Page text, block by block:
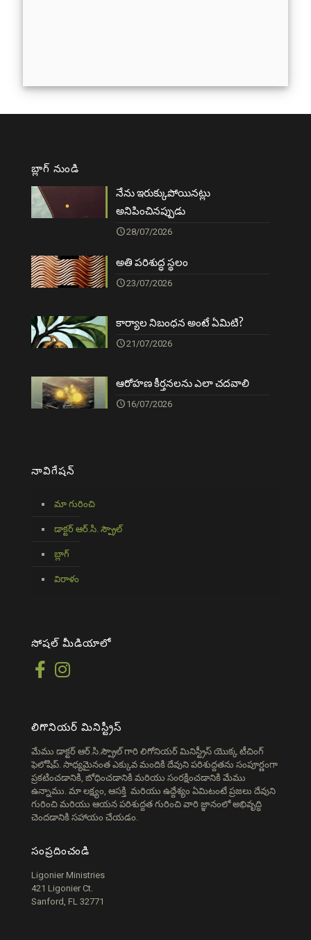
బ్లాగ్ నుండి
నేను ఇరుక్కుపోయినట్లు
అనిపించినప్పుడు
28/07/2026
అతి పరిశుద్ధ స్థలం
23/07/2026
కార్యాల నిబంధన అంటే ఏమిటి?
21/07/2026
ఆరోహణ కీర్తనలను ఎలా చదవాలి
16/07/2026
నావిగేషన్
మా గురించి
డాక్టర్ ఆర్.సి. స్ప్రౌల్
బ్లాగ్
విరాళం
సోషల్ మీడియాలో
లిగొనియర్ మినిస్ట్రీస్
మేము డాక్టర్ ఆర్.సి.స్ప్రౌల్ గారి లిగోనియర్ మినిస్ట్రీస్ యొక్క టీచింగ్
ఫెలోషిప్. సాధ్యమైనంత ఎక్కువ మందికి దేవుని పరిశుద్దతను సంపూర్ణంగా
ప్రకటించడానికి, బోధించడానికి మరియు సంరక్షించడానికి మేము
ఉన్నాము. మా లక్ష్యం, ఆసక్తి మరియు ఉద్దేశ్యం ఏమిటంటే ప్రజలు దేవుని
గురించి మరియు ఆయన పరిశుద్దత గురించి వారి జ్ఞానంలో అభివృద్ధి
చెందడానికి సహాయం చేయడం.
సంప్రదించండి
Ligonier Ministries
421 Ligonier Ct.
Sanford, FL 32771